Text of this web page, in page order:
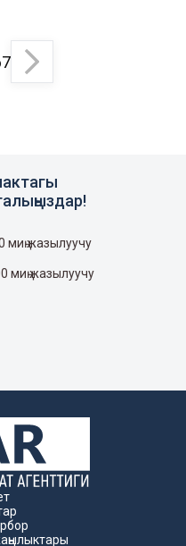
7
миң жазылуучу
миң жазылуучу